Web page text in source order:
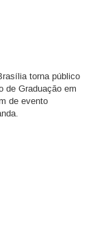
torna público
de Graduação em
de evento